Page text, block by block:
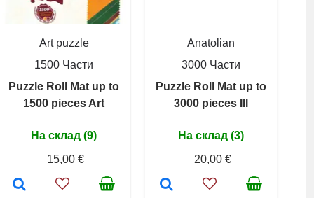
Art puzzle
1500 Части
Puzzle Roll Mat up to
1500 pieces Art
На склад (9)
15,00 €
Anatolian
3000 Части
Puzzle Roll Mat up to
3000 pieces III
На склад (3)
20,00 €